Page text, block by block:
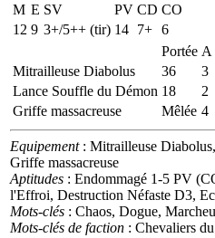
M E SV PV CD CO
12 9 3+/5++ (tir) 14 7+ 6
Portée A
Mitrailleuse Diabolus
36 3
Lance Souffle du Démon 18 2
Griffe massacreuse
Mêlée 4
Equipement: Mitrailleuse
Griffe massacreuse
Aptitudes : Endommagé 1-5 PV
l'Effroi, Destruction Néfaste D3,
Mots-clés : Chaos, Dogue,
Mots-clés de faction : Chevaliers